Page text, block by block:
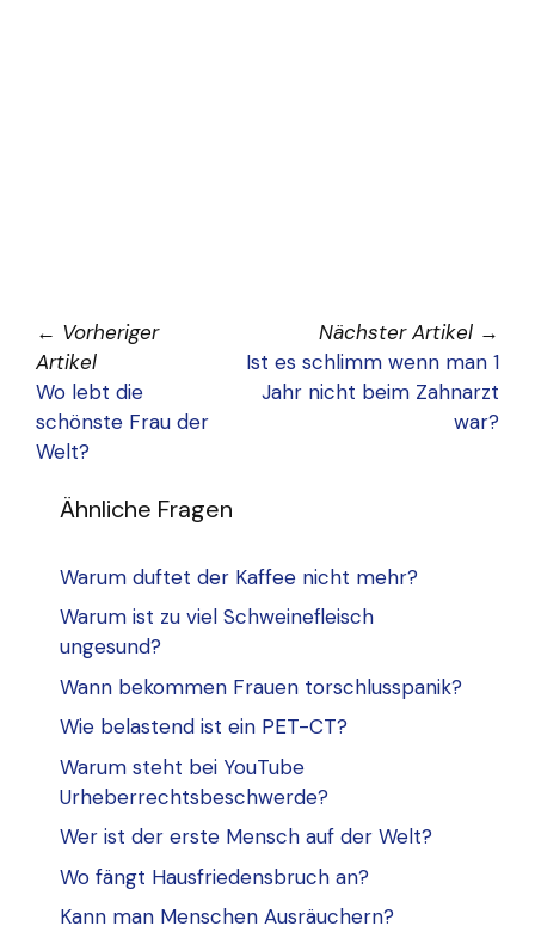
← Vorheriger
Artikel
Wo lebt die
schönste Frau der
Welt?
Nächster Artikel →
Ist es schlimm wenn man 1
Jahr nicht beim Zahnarzt
war?
Ähnliche Fragen
Warum duftet der Kaffee nicht mehr?
Warum ist zu viel Schweinefleisch
ungesund?
Wann bekommen Frauen torschlusspanik?
Wie belastend ist ein PET-CT?
Warum steht bei YouTube
Urheberrechtsbeschwerde?
Wer ist der erste Mensch auf der Welt?
Wo fängt Hausfriedensbruch an?
Kann man Menschen Ausräuchern?